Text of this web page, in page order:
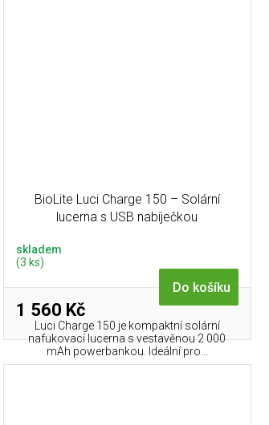
BioLite Luci Charge 150 – Solární
lucerna s USB nabíječkou
skladem
(3 ks)
1 560 Kč
Do košíku
Luci Charge 150 je kompaktní solární
nafukovací lucerna s vestavěnou 2 000
mAh powerbankou. Ideální pro...